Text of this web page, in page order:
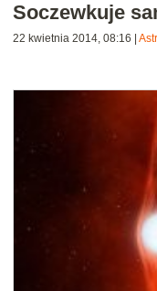
Soczewkuje
22 kwietnia 2014, 08:16